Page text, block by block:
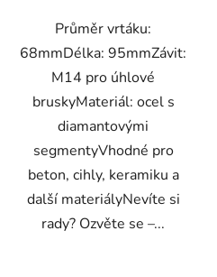
Průměr vrtáku:
68mmDélka: 95mmZávit:
M14 pro úhlové
bruskyMateriál: ocel s
diamantovými
segmentyVhodné pro
beton, cihly, keramiku a
další materiályNevíte si
rady? Ozvěte se –...